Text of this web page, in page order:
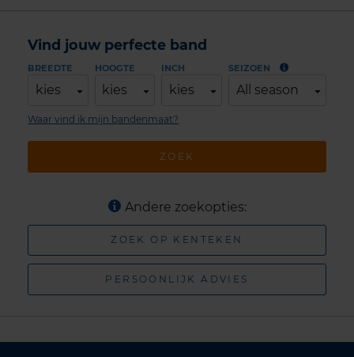
Vind jouw perfecte band
BREEDTE
kies
HOOGTE
kies
INCH
kies
SEIZOEN
All season
ZOEK
Waar vind ik mijn bandenmaat?
Andere zoekopties:
ZOEK OP KENTEKEN
PERSOONLIJK ADVIES